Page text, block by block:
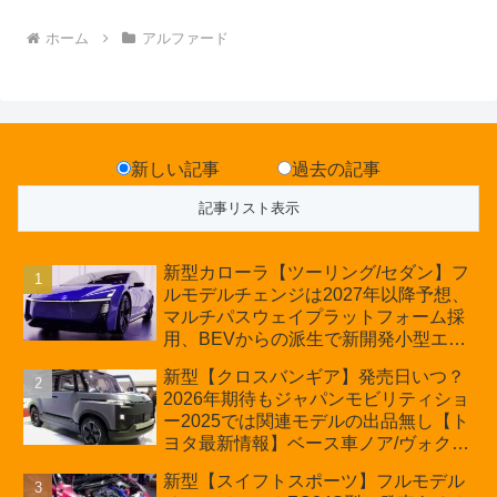
ホーム アルファード
新しい記事 過去の記事
新型カローラ【ツーリング/セダン】フ
ルモデルチェンジは2027年以降予想、
マルチパスウェイプラットフォーム採
用、BEVからの派生で新開発小型エン
の採用は無しか【トヨタ最新情報】60
周年記念車発売
新型【クロスバンギア】発売日いつ？
2026年期待もジャパンモビリティショ
ー2025では関連モデルの出品無し【ト
ヨタ最新情報】ベース車ノア/ヴォクシ
ほか「コア」と「ツール」、デリカ
新型【スイフトスポーツ】フルモデル